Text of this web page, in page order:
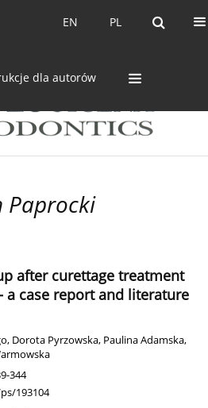
PL
EN PL
EN
dla autorów
Paprocki
after curettage treatment
a case report and literature
, Dorota Pyrzowska, Paulina Adamska,
344
193104